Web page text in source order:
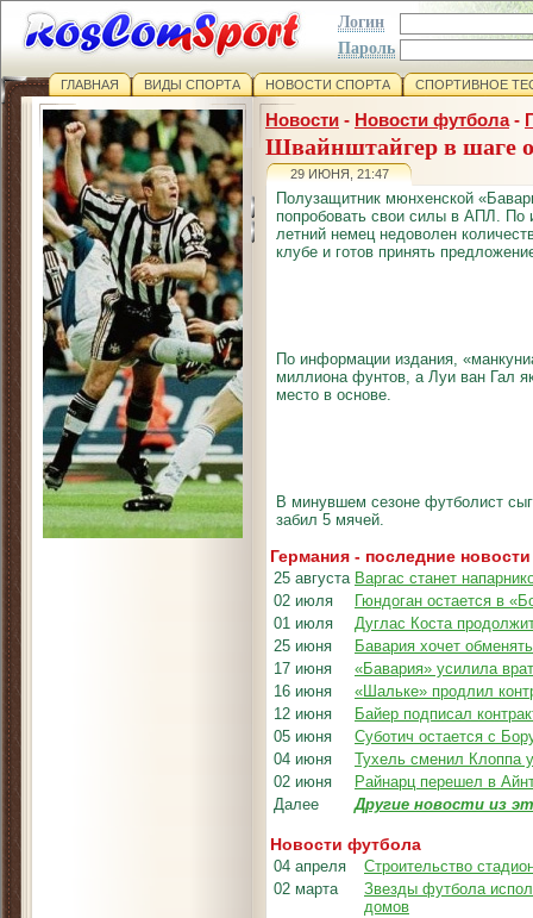
Логин
Пароль
ГЛАВНАЯ ВИДЫ СПОРТА НОВОСТИ СПОРТА СПОРТИВНОЕ
Новости - Новости футбола-
Швайнштайгер в шаге
29 ИЮНЯ, 21:47
Полузащитник мюнхенской
попробовать свои силы в АПЛ. По
летний немец недоволен
клубе и готов принять
По информации издания,
миллиона фунтов, а Луи ван Гал
место в основе.
В минувшем сезоне футболист
забил 5 мячей.
Германия - последние новости
25 августа Варгас станет
02 июля
Гюндоган остается в
01 июля
Дуглас Коста
25 июня
Бавария хочет
17 июня
«Бавария» усилила
16 июня
«Шальке» продлил
12 июня
Байер подписал
05 июня
Суботич остается с
04 июня
Тухель сменил Клоппа
02 июня
Райнарц перешел в
Далее
Другие новости из
Новости футбола
04 апреля
Строительство
02 марта
Звезды футбола
домов